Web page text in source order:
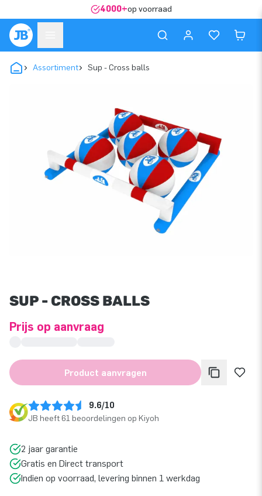
4000+op voorraad
Assortiment Sup - Cross balls
SUP - CROSS BALLS
Prijs op aanvraag
Product aanvragen
9.6/10
JB heeft 61 beoordelingen op Kiyoh
2 jaar garantie
Gratis en Direct transport
Indien op voorraad, levering binnen 1 werkdag